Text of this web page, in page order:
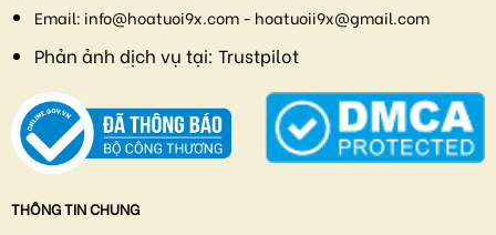
Email: info@hoatuoi9x.com - hoatuoii9x@gmail.com
Phản ảnh dịch vụ tại: Trustpilot
THÔNG TIN CHUNG